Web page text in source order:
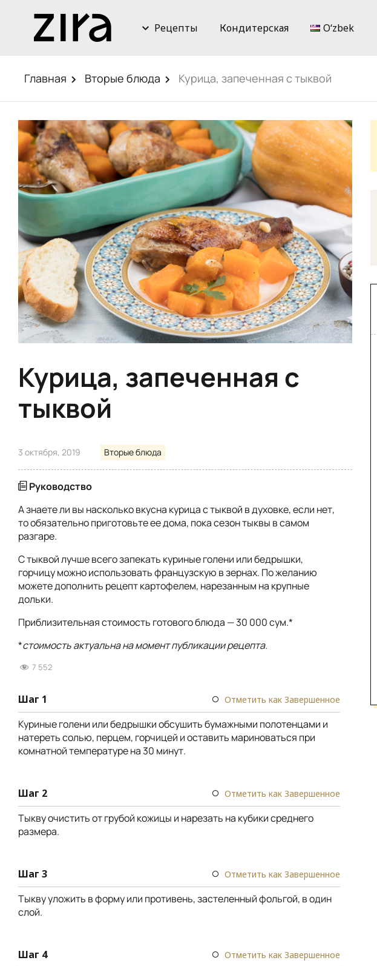
Рецепты Кондитерская Oʻzbek
Главная Вторые блюда Курица, запеченная с тыквой
Курица, запеченная с
тыквой
3 октября, 2019 Вторые блюда
Руководство
А знаете ли вы насколько вкусна курица с тыквой в духовке, если нет,
то обязательно приготовьте ее дома, пока сезон тыквы в самом
разгаре.
С тыквой лучше всего запекать куриные голени или бедрышки,
горчицу можно использовать французскую в зернах. По желанию
можете дополнить рецепт картофелем, нарезанным на крупные
дольки.
Приблизительная стоимость готового блюда — 30 000 сум.*
*стоимость актуальна на момент публикации рецепта.
7 552
Шаг 1 Отметить как Завершенное
Куриные голени или бедрышки обсушить бумажными полотенцами и
натереть солью, перцем, горчицей и оставить мариноваться при
комнатной температуре на 30 минут.
Шаг 2 Отметить как Завершенное
Тыкву очистить от грубой кожицы и нарезать на кубики среднего
размера.
Шаг 3 Отметить как Завершенное
Тыкву уложить в форму или противень, застеленный фольгой, в один
слой.
Шаг 4 Отметить как Завершенное